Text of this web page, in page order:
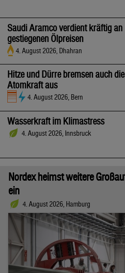
Saudi Aramco verdient kräftig an
gestiegenen Ölpreisen
4. August 2026, Dhahran
Hitze und Dürre bremsen auch die
Atomkraft aus
4. August 2026, Bern
Wasserkraft im Klimastress
4. August 2026, Innsbruck
Nordex heimst weitere
ein
4. August 2026, Hamburg